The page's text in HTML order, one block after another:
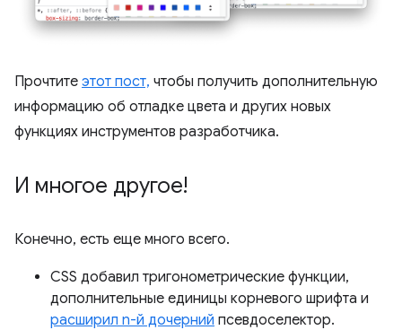
Прочтите этот пост, чтобы получить дополнительную
информацию об отладке цвета и других новых
функциях инструментов разработчика.
И многое другое!
Конечно, есть еще много всего.
CSS добавил тригонометрические функции,
дополнительные единицы корневого шрифта и
расширил n-й дочерний псевдоселектор.